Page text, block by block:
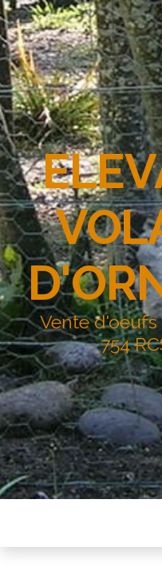
Vente d'oeufs
754